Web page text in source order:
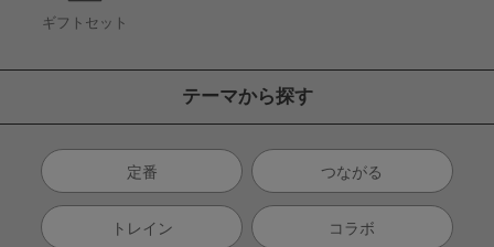
ギフトセット
テーマから探す
定番 つながる
トレイン コラボ